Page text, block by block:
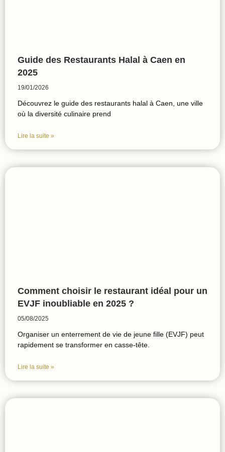
Guide des Restaurants Halal à Caen en
2025
19/01/2026
Découvrez le guide des restaurants halal à Caen, une ville
où la diversité culinaire prend
Lire la suite »
Comment choisir le restaurant idéal pour un
EVJF inoubliable en 2025 ?
05/08/2025
Organiser un enterrement de vie de jeune fille (EVJF) peut
rapidement se transformer en casse-tête.
Lire la suite »